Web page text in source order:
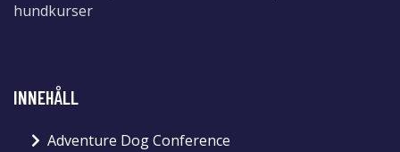
hundkurser
INNEHÅLL
Adventure Dog Conference